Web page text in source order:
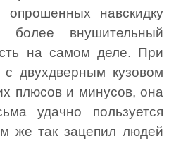
опрошенных навскидку
более внушительный
на самом деле. При
с двухдверным кузовом
плюсов и минусов, она
удачно пользуется
же так зацепил людей